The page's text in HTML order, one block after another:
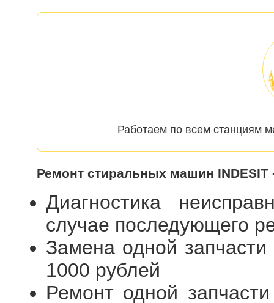
Работаем по всем станциям
Ремонт стиральных машин INDESIT
Диагностика
случае последующего
Замена одной
1000 рублей
Ремонт одной